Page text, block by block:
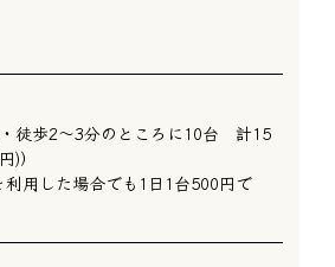
徒歩2～3分のところに10台 計15
)）
用した場合でも1日1台500円で